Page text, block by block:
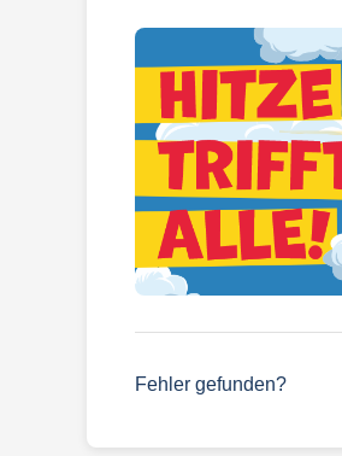
Fehler gefunden?